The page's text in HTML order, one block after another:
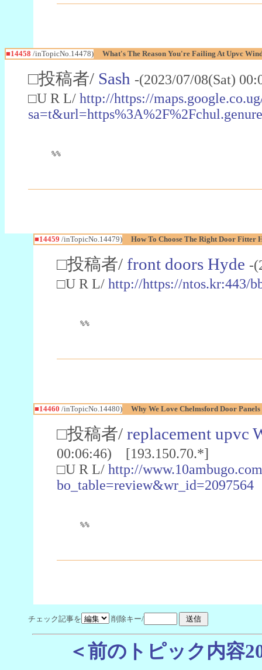
■14458 /inTopicNo.14478) What's The Reason You're Failing At Upvc
□投稿者/ Sash -(2023/07/08(Sat)
□U R L/ http://https://
%%
■14459 /inTopicNo.14479) How To Choose The Right Door Fitter
□投稿者/ front doors Hyde -
□U R L/ http://https://ntos.kr:443/
%%
■14460 /inTopicNo.14480) Why We Love Chelmsford Door
□投稿者/ replacement upvc
00:06:46) [193.150.70.*]
□U R L/ http://
bo_table=review&wr_id=2097564
%%
チェック記事を 削除キー/
＜前のトピック内容